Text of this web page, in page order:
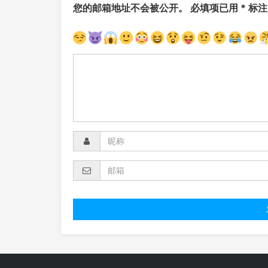
您的邮箱地址不会被公开。 必填项已用 * 标注